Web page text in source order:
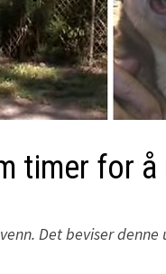
timer for
Det beviser